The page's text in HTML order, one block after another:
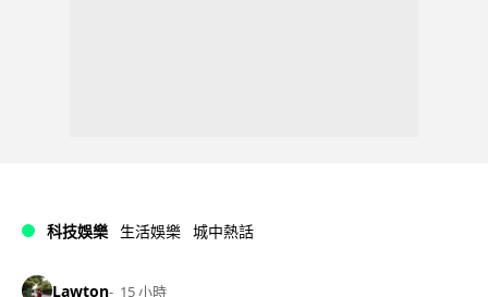
科技娛樂 生活娛樂 城中熱話
Lawton 15 小時